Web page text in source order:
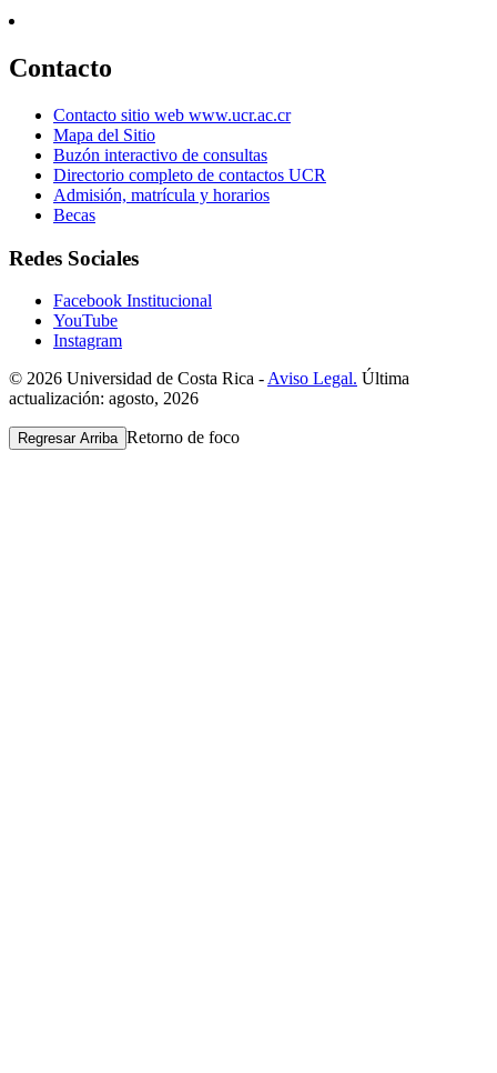
Contacto
Contacto sitio web www.ucr.ac.cr
Mapa del Sitio
Buzón interactivo de consultas
Directorio completo de contactos UCR
Admisión, matrícula y horarios
Becas
Redes Sociales
Facebook Institucional
YouTube
Instagram
© 2026 Universidad de Costa Rica - Aviso Legal. Última
actualización: agosto, 2026
Regresar Arriba Retorno de foco